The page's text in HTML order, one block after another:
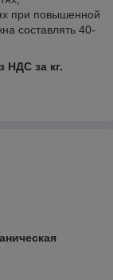
при повышенной
составлять 40-
НДС за кг.